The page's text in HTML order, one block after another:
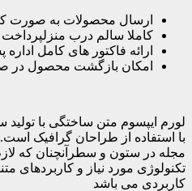
ارسال محصولات به صورت
کاملا سالم درب
ارائه فاکتور های کامل
امکان بازگشت محصول در
لورم ایپسوم متن ساختگی با
با استفاده از طراحان گرافیک
مجله در ستون و سطرآنچنان که
تکنولوژی مورد نیاز و کاربردهای
کاربردی می باشد